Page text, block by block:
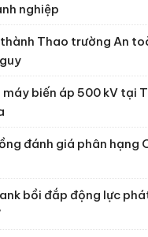
nghiệp
thành Thao trường An
máy biến áp 500 kV tại
đánh giá phân hạng
bồi đắp động lực